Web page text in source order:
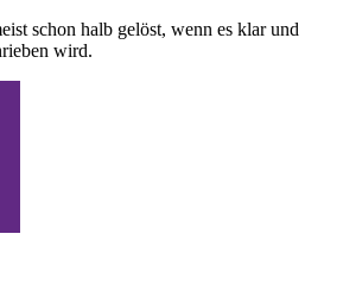
schon halb gelöst, wenn es klar und
wird.